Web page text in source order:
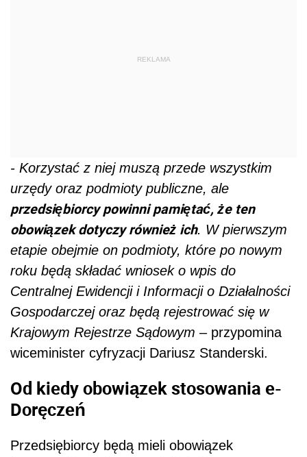
REKLAMA
- Korzystać z niej muszą przede wszystkim
urzędy oraz podmioty publiczne, ale
przedsiębiorcy powinni pamiętać, że ten
obowiązek dotyczy również ich. W pierwszym
etapie obejmie on podmioty, które po nowym
roku będą składać wniosek o wpis do
Centralnej Ewidencji i Informacji o Działalności
Gospodarczej oraz będą rejestrować się w
Krajowym Rejestrze Sądowym – przypomina
wiceminister cyfryzacji Dariusz Standerski.
Od kiedy obowiązek stosowania e-
Doręczeń
Przedsiębiorcy będą mieli obowiązek